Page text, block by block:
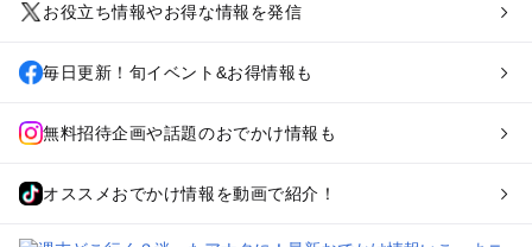
お役立ち情報やお得な情報を発信
毎日更新！旬イベント&お得情報も
無料招待企画や話題のおでかけ情報も
オススメおでかけ情報を動画で紹介！